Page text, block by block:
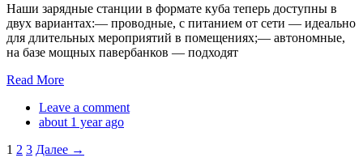
Наши зарядные станции в формате куба теперь доступны в
двух вариантах:— проводные, с питанием от сети — идеально
для длительных мероприятий в помещениях;— автономные,
на базе мощных павербанков — подходят
Read More
Leave a comment
about 1 year ago
1 2 3 Далее →